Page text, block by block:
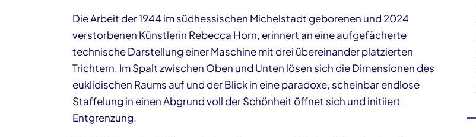
Die Arbeit der 1944 im südhessischen Michelstadt geborenen und 2024
verstorbenen Künstlerin Rebecca Horn, erinnert an eine aufgefächerte
technische Darstellung einer Maschine mit drei übereinander platzierten
Trichtern. Im Spalt zwischen Oben und Unten lösen sich die Dimensionen des
euklidischen Raums auf und der Blick in eine paradoxe, scheinbar endlose
Staffelung in einen Abgrund voll der Schönheit öffnet sich und initiiert
Entgrenzung.